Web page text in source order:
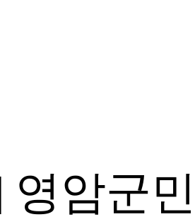
영암군